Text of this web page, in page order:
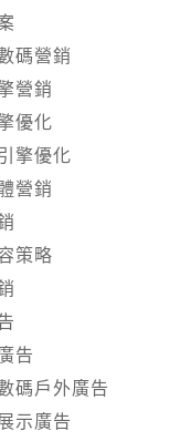
碼營銷
營銷
優化
擎優化
營銷
策略
告
碼戶外廣告
示廣告